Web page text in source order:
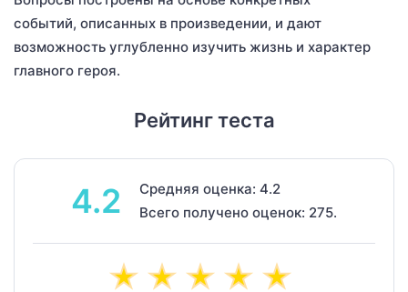
событий, описанных в произведении, и дают
возможность углубленно изучить жизнь и характер
главного героя.
Рейтинг теста
4.2
Средняя оценка: 4.2
Всего получено оценок: 275.